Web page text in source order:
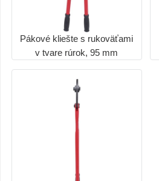
Pákové kliešte s rukoväťami
v tvare rúrok, 95 mm